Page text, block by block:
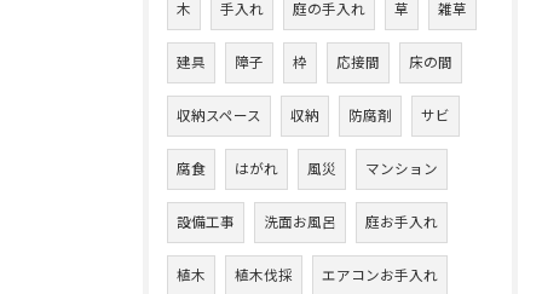
木 手入れ 庭の手入れ 草 雑草
建具 障子 枠 応接間 床の間
収納スペース 収納 防腐剤 サビ
腐食 はがれ 風災 マンション
設備工事 洗面お風呂 庭お手入れ
植木 植木伐採 エアコンお手入れ